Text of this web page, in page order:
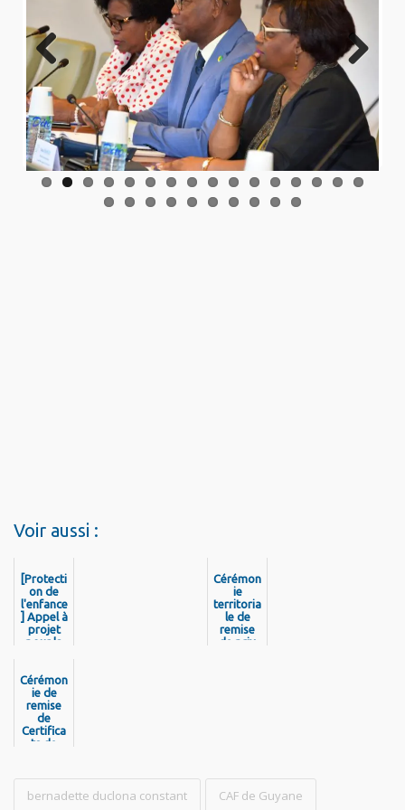
Previo
us
Next
Voir aussi :
[Protecti
on de
l'enfance
] Appel à
projet
pour la
de
préventi
on
spécialis
ée à
Cayenne
Cérémon
ie
territoria
le de
remise
de prix
Cérémon
ie de
remise
de
Certifica
ts de
« Technic
ien
bernadette duclona constant CAF de Guyane